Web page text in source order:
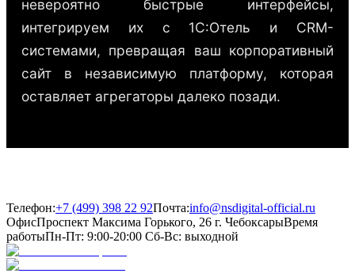
невероятно быстрые интерфейсы,
интегрируем их с 1С:Отель и CRM-
системами, превращая ваш корпоративный
сайт в независимую платформу, которая
оставляет агрегаторы далеко позади.
Телефон:+7 (499) 398 22 92Почта:info@nsdigital-official.ru
ОфисПроспект Максима Горького, 26 г. ЧебоксарыВремя
работыПн-Пт: 9:00-20:00 Сб-Вс: выходной